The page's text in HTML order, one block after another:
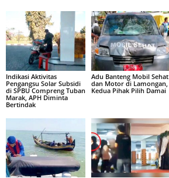
Indikasi Aktivitas
Pengangsu Solar Subsidi
di SPBU Compreng Tuban
Marak, APH Diminta
Bertindak
Adu Banteng Mobil Sehat
dan Motor di Lamongan,
Kedua Pihak Pilih Damai